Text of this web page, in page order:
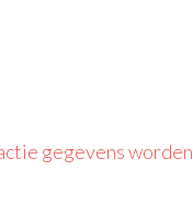
gegevens worden